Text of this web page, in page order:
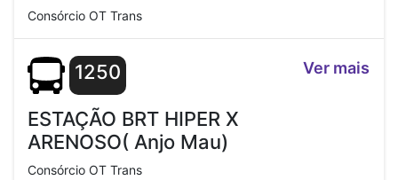
Consórcio OT Trans
1250
ESTAÇÃO BRT HIPER X
ARENOSO( Anjo Mau)
Consórcio OT Trans
Ver mais